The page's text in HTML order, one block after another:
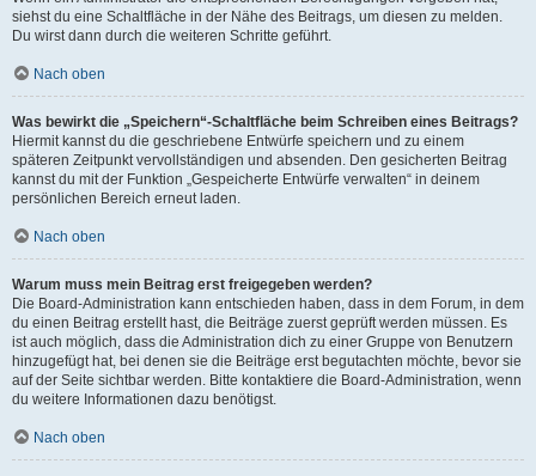
siehst du eine Schaltfläche in der Nähe des Beitrags, um diesen zu melden.
Du wirst dann durch die weiteren Schritte geführt.
Nach oben
Was bewirkt die „Speichern“-Schaltfläche beim Schreiben eines Beitrags?
Hiermit kannst du die geschriebene Entwürfe speichern und zu einem
späteren Zeitpunkt vervollständigen und absenden. Den gesicherten Beitrag
kannst du mit der Funktion „Gespeicherte Entwürfe verwalten“ in deinem
persönlichen Bereich erneut laden.
Nach oben
Warum muss mein Beitrag erst freigegeben werden?
Die Board-Administration kann entschieden haben, dass in dem Forum, in dem
du einen Beitrag erstellt hast, die Beiträge zuerst geprüft werden müssen. Es
ist auch möglich, dass die Administration dich zu einer Gruppe von Benutzern
hinzugefügt hat, bei denen sie die Beiträge erst begutachten möchte, bevor sie
auf der Seite sichtbar werden. Bitte kontaktiere die Board-Administration, wenn
du weitere Informationen dazu benötigst.
Nach oben